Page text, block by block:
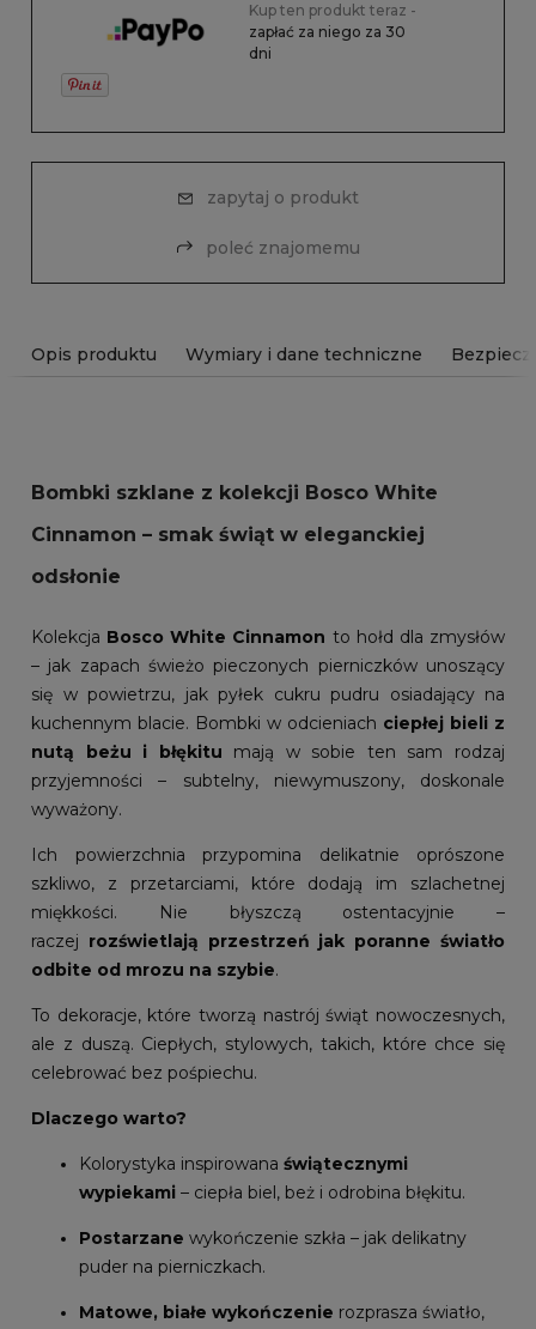
Kup ten produkt teraz -
zapłać za niego za 30
dni
zapytaj o produkt
poleć znajomemu
Opis produktu Wymiary i dane techniczne
Bombki szklane z kolekcji Bosco White
Cinnamon – smak świąt w eleganckiej
odsłonie
Kolekcja Bosco White Cinnamon to hołd dla zmysłów
– jak zapach świeżo pieczonych pierniczków unoszący
się w powietrzu, jak pyłek cukru pudru osiadający na
kuchennym blacie. Bombki w odcieniach ciepłej bieli z
nutą beżu i błękitu mają w sobie ten sam rodzaj
przyjemności – subtelny, niewymuszony, doskonale
wyważony.
Ich powierzchnia przypomina delikatnie oprószone
szkliwo, z przetarciami, które dodają im szlachetnej
miękkości. Nie błyszczą ostentacyjnie –
raczej rozświetlają przestrzeń jak poranne światło
odbite od mrozu na szybie.
To dekoracje, które tworzą nastrój świąt nowoczesnych,
ale z duszą. Ciepłych, stylowych, takich, które chce się
celebrować bez pośpiechu.
Dlaczego warto?
Kolorystyka inspirowana świątecznymi
wypiekami – ciepła biel, beż i odrobina błękitu.
Postarzane wykończenie szkła – jak delikatny
puder na pierniczkach.
Matowe, białe wykończenie rozprasza światło,